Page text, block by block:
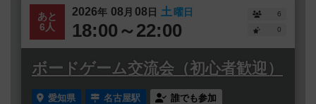
あと
6人
2026年 08 月 08日 土曜日
18:00～22:00
6
0
ボードゲーム交流会（初心者歓迎）
愛知県 名古屋駅 誰でも参加